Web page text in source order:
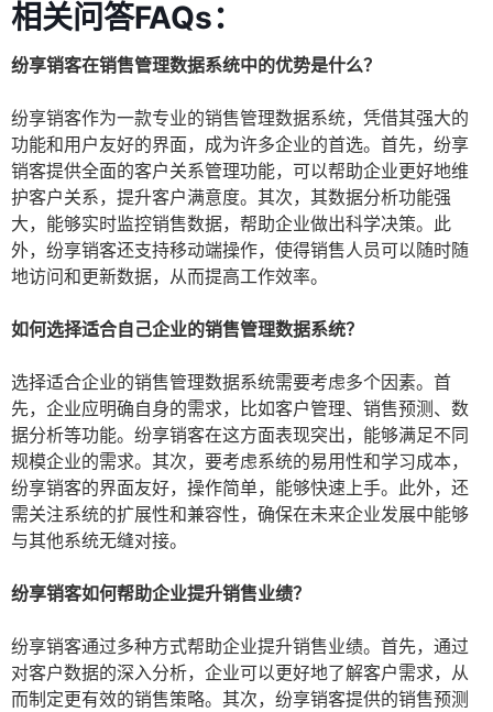
相关问答FAQs：
纷享销客在销售管理数据系统中的优势是什么？
纷享销客作为一款专业的销售管理数据系统，凭借其强大的
功能和用户友好的界面，成为许多企业的首选。首先，纷享
销客提供全面的客户关系管理功能，可以帮助企业更好地维
护客户关系，提升客户满意度。其次，其数据分析功能强
大，能够实时监控销售数据，帮助企业做出科学决策。此
外，纷享销客还支持移动端操作，使得销售人员可以随时随
地访问和更新数据，从而提高工作效率。
如何选择适合自己企业的销售管理数据系统？
选择适合企业的销售管理数据系统需要考虑多个因素。首
先，企业应明确自身的需求，比如客户管理、销售预测、数
据分析等功能。纷享销客在这方面表现突出，能够满足不同
规模企业的需求。其次，要考虑系统的易用性和学习成本，
纷享销客的界面友好，操作简单，能够快速上手。此外，还
需关注系统的扩展性和兼容性，确保在未来企业发展中能够
与其他系统无缝对接。
纷享销客如何帮助企业提升销售业绩？
纷享销客通过多种方式帮助企业提升销售业绩。首先，通过
对客户数据的深入分析，企业可以更好地了解客户需求，从
而制定更有效的销售策略。其次，纷享销客提供的销售预测